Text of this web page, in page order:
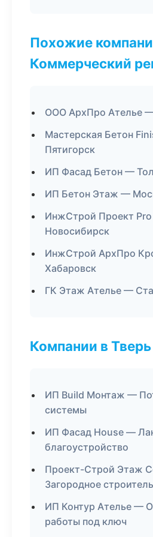
Похожие
Коммерческий
ООО АрхПро Ателье
Мастерская Бетон
Пятигорск
ИП Фасад Бетон —
ИП Бетон Этаж —
ИнжСтрой Проект
Новосибирск
ИнжСтрой АрхПро
Хабаровск
ГК Этаж Ателье —
Компании в Тверь
ИП Build Монтаж —
системы
ИП Фасад House —
благоустройство
Проект-Строй Этаж
Загородное
ИП Контур Ателье —
работы под ключ